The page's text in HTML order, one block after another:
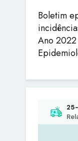
Boletim
Ano 2022